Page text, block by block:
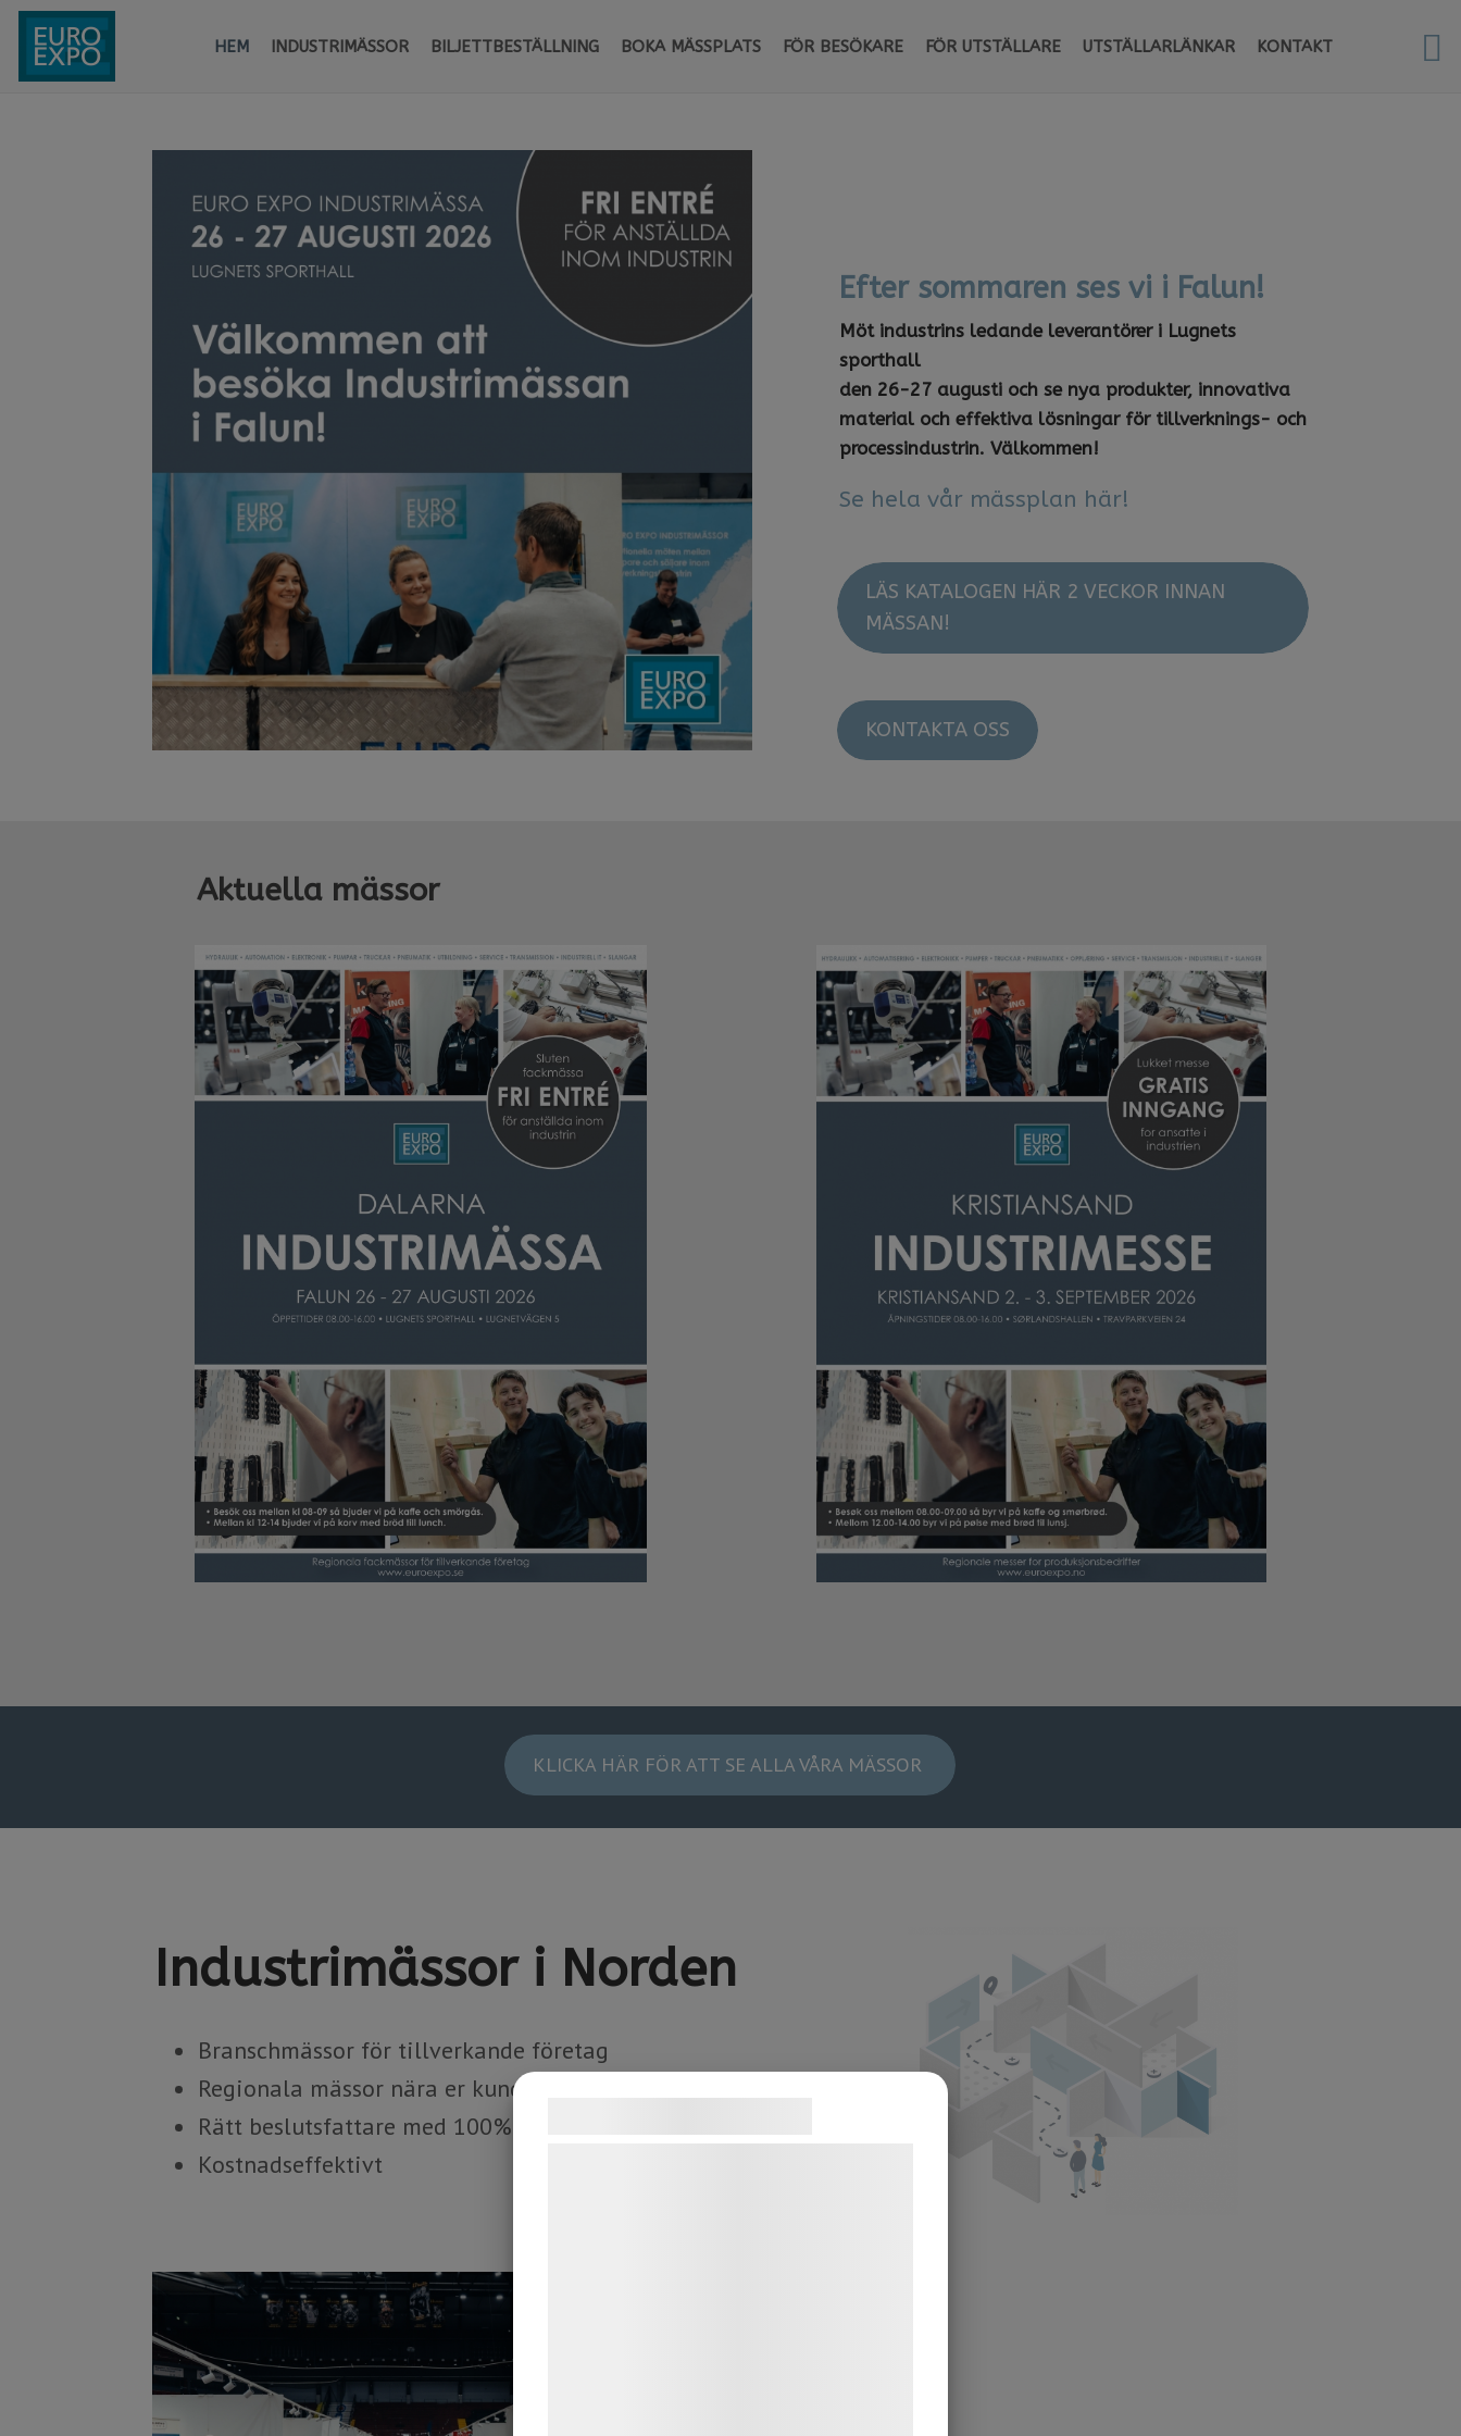
HEM INDUSTRIMÄSSOR BILJETTBESTÄLLNING BOKA MÄSSPLATS FÖR BESÖKARE FÖR UTSTÄLLARE UTSTÄLLARLÄNKAR KONTAKT
Efter sommaren ses vi i Falun!
Möt industrins ledande leverantörer i Lugnets
sporthall
​​​​​​den ​​​​​26-27 augusti och se nya produkter, innovativa
material och effektiva lösningar för tillverknings- och
processindustrin. Välkommen!
​​​​​​​Se hela vår mässplan här!
LÄS KATALOGEN HÄR 2 VECKOR INNAN
MÄSSAN!
KONTAKTA OSS
Aktuella mässor
KLICKA HÄR FÖR ATT SE ALLA VÅRA MÄSSOR
Industrimässor i Norden
​​​​​​​Branschmässor för tillverkande företag
Regionala mässor nära er kundkrets
Rätt beslutsfattare med 100% kundkontakt
Kostnadseffektivt